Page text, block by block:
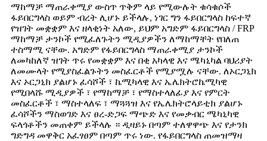
ማከማቻ ማጠራቀሚያ ውስጥ ጥቅም ላይ የሚውሉት ቁሳቁሶች
ፋይበርግላስ ወይም ብረት ሊሆኑ ይችላሉ, ነገር ግን ፋይበርግላስ ከፍተኛ
የዝገት መቋቋም እና ዘላቂነት አለው, ይህም አግድም ፋይበርግላስ / FRP
ማከማቻ ታንኮች የሚፈለጉትን ሚዲያዎችን ለማከማቸት የበለጠ
ተስማሚ ናቸው. አግድም የፋይበርግላስ ማጠራቀሚያ ታንኮች
ለመካከለኛ ዝገት ጥሩ የመቋቋም እና በቂ አካላዊ እና ሜካኒካል ባህሪያት
ለመሙላት የሚያስፈልጉትን መስፈርቶች የሚያሟሉ ናቸው. ለኦርጋኒክ
እና ኦርጋኒክ ያልሆኑ ፈሳሾች ፣ ኬሚካላዊ እና ኤሌክትሮኬሚካዊ
የሚበላሹ ሚዲያዎች ፣ የማከማቻ ፣ የማስተላለፊያ እና የምርት
መስፈርቶች ፣ ማስተላለፍ ፣ ማጓጓዝ እና የኤሌክትሮላይቲክ ያልሆኑ
ፈሳሾችን ማስወገድ እና ፀረ-ድጋፍ ማጭድ እና የመቃብር ሜካኒካዊ
ፍላጎቶችን መጠቀም ይችላሉ ። ዲዛይኑ በጣም ተለዋዋጭ እና የታንክ
ግድግዳ መዋቅር አፈፃፀም በጣም ጥሩ ነው. የፋይበርግላስ ጠመዝማዛ